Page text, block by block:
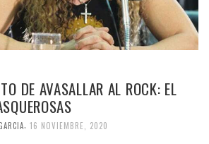
DE AVASALLAR AL ROCK: EL
16 NOVIEMBRE, 2020